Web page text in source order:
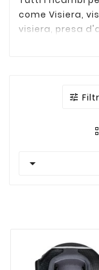
come Visiera,
visiera, presa
quello che può

